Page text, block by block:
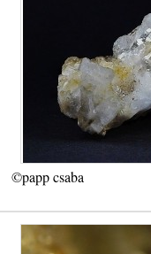
©papp csaba